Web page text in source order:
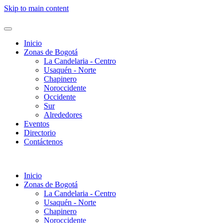
Skip to main content
Inicio
Zonas de Bogotá
La Candelaria - Centro
Usaquén - Norte
Chapinero
Noroccidente
Occidente
Sur
Alrededores
Eventos
Directorio
Contáctenos
Inicio
Zonas de Bogotá
La Candelaria - Centro
Usaquén - Norte
Chapinero
Noroccidente